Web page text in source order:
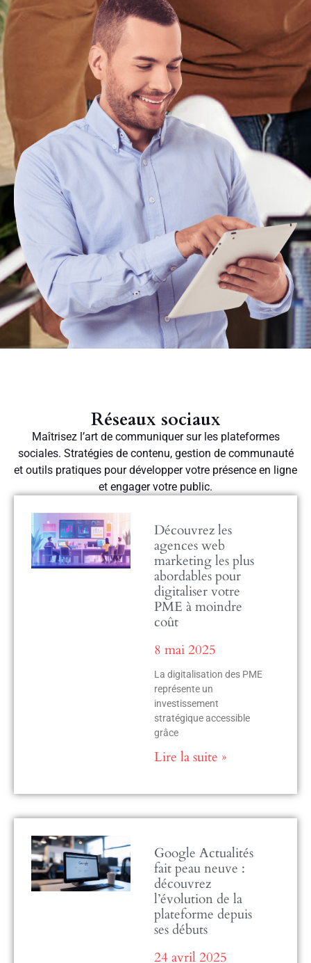
Réseaux sociaux
Maîtrisez l’art de communiquer sur les plateformes
sociales. Stratégies de contenu, gestion de communauté
et outils pratiques pour développer votre présence en ligne
et engager votre public.
Découvrez les
agences web
marketing les plus
abordables pour
digitaliser votre
PME à moindre
coût
8 mai 2025
La digitalisation des PME
représente un
investissement
stratégique accessible
grâce
Lire la suite »
Google Actualités
fait peau neuve :
découvrez
l’évolution de la
plateforme depuis
ses débuts
24 avril 2025